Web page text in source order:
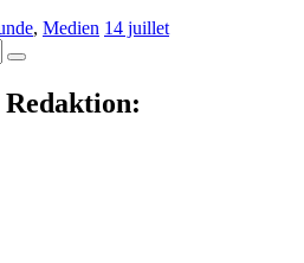
, Medien 14 juillet